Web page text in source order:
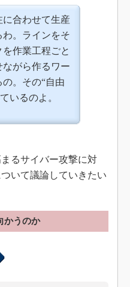
合わせて生産
。ラインをそ
作業工程ごと
がら作るワー
。その“自由
いるのよ。
るサイバー攻撃に対
いて議論していきたい
かうのか